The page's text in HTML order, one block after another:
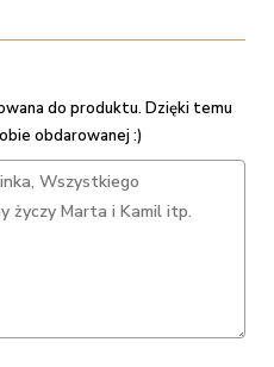
do produktu. Dzięki temu
obdarowanej :)